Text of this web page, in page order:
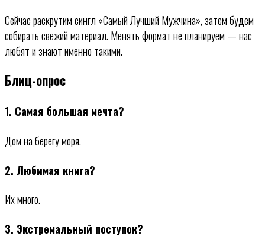
Сейчас раскрутим сингл «Самый Лучший Мужчина», затем будем
собирать свежий материал. Менять формат не планируем — нас
любят и знают именно такими.
Блиц-опрос
1. Самая большая мечта?
Дом на берегу моря.
2. Любимая книга?
Их много.
3. Экстремальный поступок?